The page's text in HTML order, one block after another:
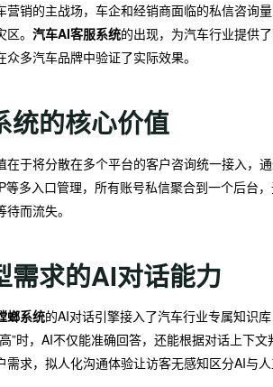
营销的主战场，车企和经销商面临的私信咨询
。 汽车AI客服系统的出现，为汽车行业提供
众多汽车品牌中验证了实际效果。
统的核心价值
在于将分散在多个平台的客户咨询统一接入，
等多入口管理，所有账号私信聚合到一个后台
而流失。
需求的AI对话能力
螂系统的AI对话引擎接入了汽车行业专属知识
”时，AI不仅能准确回答，还能根据对话上下
求，拟人化沟通体验让访客无感知区分AI与人